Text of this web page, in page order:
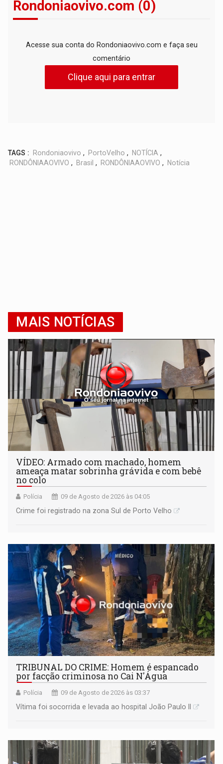
Rondoniaovivo.com (0)
Acesse sua conta do Rondoniaovivo.com e faça seu
comentário
Clique aqui para entrar
TAGS : Rondoniaovivo , PortoVelho , NOTÍCIA ,
RONDÔNIAAOVIVO , Brasil , RONDÔNIAAOVIVO , Notícia
MAIS NOTÍCIAS
VÍDEO: Armado com machado, homem
ameaça matar sobrinha grávida e com bebê
no colo
Polícia 09 de Agosto de 2026 às 04:05
Crime foi registrado na zona Sul de Porto Velho
TRIBUNAL DO CRIME: Homem é espancado
por facção criminosa no Cai N'Água
Polícia 09 de Agosto de 2026 às 03:37
Vítima foi socorrida e levada ao hospital João Paulo II